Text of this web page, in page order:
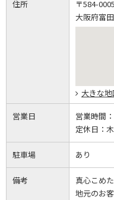
住所
〒584-0005
大阪府富
大きな
営業日 営業時間：
定休日：
駐車場 あり
備考
真心こめ
地元のお